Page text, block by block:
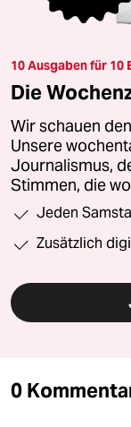
10 Ausgaben für 10
Die
Wir schauen
Unsere
Journalismus,
Stimmen, die
Jeden
Zusätzlich
0